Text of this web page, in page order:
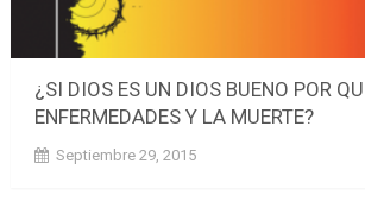
¿SI DIOS ES UN DIOS BUENO POR
ENFERMEDADES Y LA MUERTE?
Septiembre 29, 2015